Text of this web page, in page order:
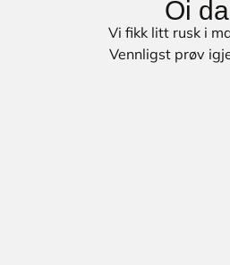
Oi
Vi fikk litt rusk i
Vennligst prøv